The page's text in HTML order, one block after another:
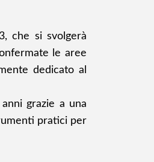
che si svolgerà
le aree
dedicato al
grazie a una
pratici per